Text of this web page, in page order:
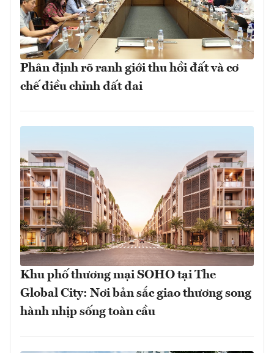
Phân định rõ ranh giới thu hồi đất và cơ
chế điều chỉnh đất đai
Khu phố thương mại SOHO tại The
Global City: Nơi bản sắc giao thương song
hành nhịp sống toàn cầu